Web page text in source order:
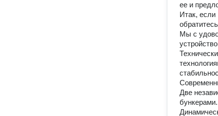
ее и
Итак, если
Мы с
Две
бункерами.